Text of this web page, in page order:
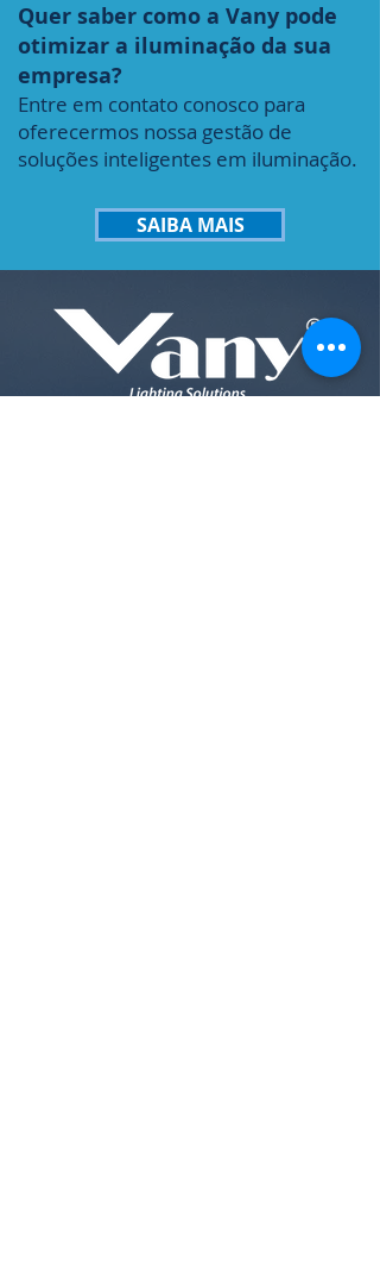
Quer saber como a Vany pode
otimizar a iluminação da sua
empresa?
Entre em contato conosco para
oferecermos nossa gestão de
soluções inteligentes em iluminação.
SAIBA MAIS